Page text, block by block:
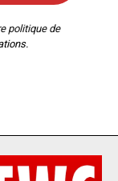
politique de